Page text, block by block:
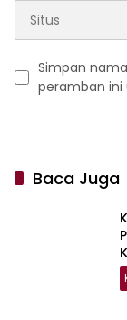
Simpan
peramban ini
Baca Juga